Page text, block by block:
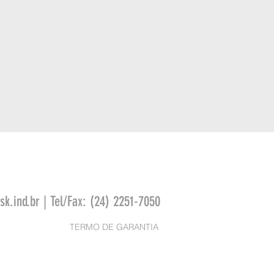
| Tel/Fax: (24) 2251-7050
TERMO DE GARANTIA